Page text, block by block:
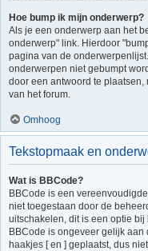
Hoe bump ik mijn onderwerp?
Als je een onderwerp aan het
onderwerp" link. Hierdoor
pagina van de
onderwerpen niet gebumpt
door een antwoord te
van het forum.
Omhoog
Tekstopmaak en
Wat is BBCode?
BBCode is een
niet toegestaan door de
uitschakelen, dit is een optie
BBCode is ongeveer gelijk
haakjes [ en ] geplaatst, dus